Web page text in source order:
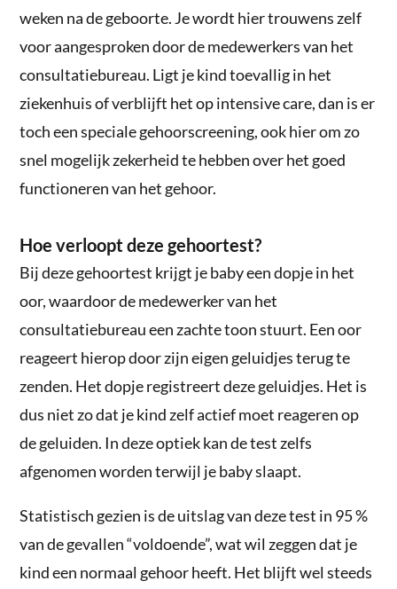
weken na de geboorte. Je wordt hier trouwens zelf
voor aangesproken door de medewerkers van het
consultatiebureau. Ligt je kind toevallig in het
ziekenhuis of verblijft het op intensive care, dan is er
toch een speciale gehoorscreening, ook hier om zo
snel mogelijk zekerheid te hebben over het goed
functioneren van het gehoor.
Hoe verloopt deze gehoortest?
Bij deze gehoortest krijgt je baby een dopje in het
oor, waardoor de medewerker van het
consultatiebureau een zachte toon stuurt. Een oor
reageert hierop door zijn eigen geluidjes terug te
zenden. Het dopje registreert deze geluidjes. Het is
dus niet zo dat je kind zelf actief moet reageren op
de geluiden. In deze optiek kan de test zelfs
afgenomen worden terwijl je baby slaapt.
Statistisch gezien is de uitslag van deze test in 95 %
van de gevallen “voldoende”, wat wil zeggen dat je
kind een normaal gehoor heeft. Het blijft wel steeds